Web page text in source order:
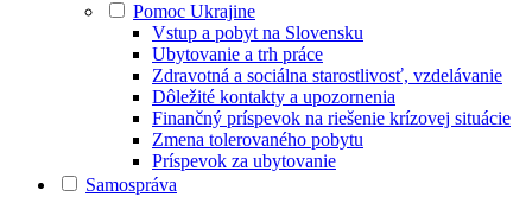
Pomoc Ukrajine
Vstup a pobyt na Slovensku
Ubytovanie a trh práce
Zdravotná a sociálna starostlivosť, vzdelávanie
Dôležité kontakty a upozornenia
Finančný príspevok na riešenie krízovej situácie
Zmena tolerovaného pobytu
Príspevok za ubytovanie
Samospráva